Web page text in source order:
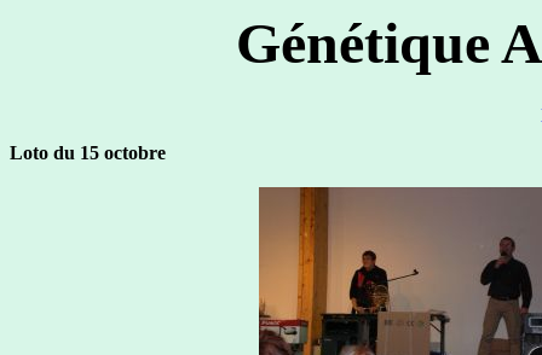
Génétique
Loto du 15 octobre